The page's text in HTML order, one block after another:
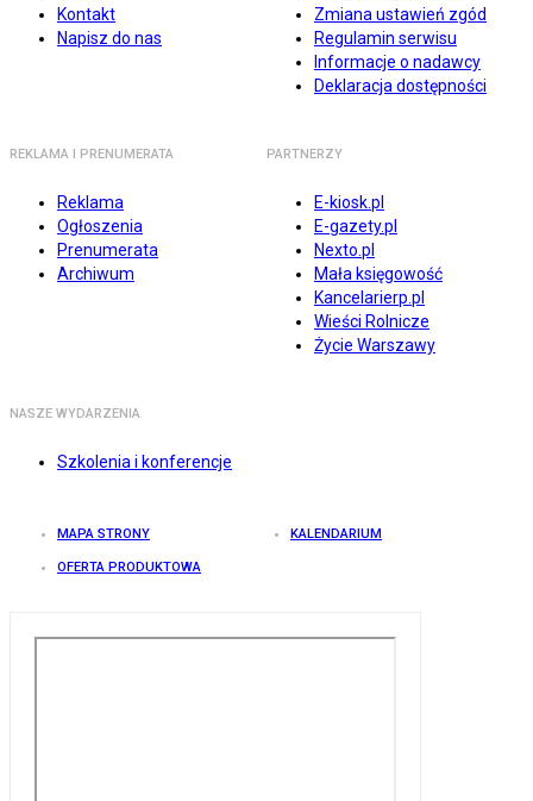
Kontakt
Napisz do nas
Zmiana ustawień zgód
Regulamin serwisu
Informacje o nadawcy
Deklaracja dostępności
REKLAMA I PRENUMERATA
Reklama
Ogłoszenia
Prenumerata
Archiwum
PARTNERZY
E-kiosk.pl
E-gazety.pl
Nexto.pl
Mała księgowość
Kancelarierp.pl
Wieści Rolnicze
Życie Warszawy
NASZE WYDARZENIA
Szkolenia i konferencje
MAPA STRONY KALENDARIUM
OFERTA PRODUKTOWA